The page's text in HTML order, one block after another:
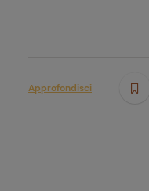
Approfondisci